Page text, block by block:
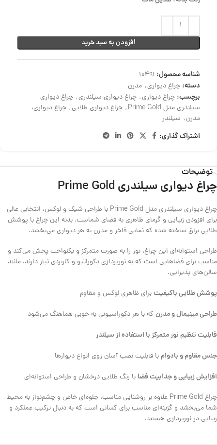
افزودن به سبد خرید
شناسه محصول: 10491
دسته: چراغ دیواری, مدرن
برچسب: چراغ دیواری, چراغ دیواری سیلندری, چراغ دیواری
سیلندری مدل Prime Gold
, چراغ دیواری طلایی, چراغ دیواری،
مدرن, سیلندر
اشتراک گذاری:
توضیحات
چراغ دیواری سیلندری Prime Gold
چراغ دیواری سیلندری مدل Prime Gold با طراحی شیک و لوکس، انتخابی عالی
برای افزودن زیبایی و گرمای ظاهری به فضای شماست. بدنه این چراغ با پوشش
طلایی براق ساخته شده که نمایی فاخر و مدرن به هر دیواری می‌بخشد.
طراحی استوانه‌ای این چراغ، نور را به صورت متمرکز و یکنواخت پخش می‌کند و
مناسب برای فضاهایی است که به نورپردازی دکوراتیو و کاربردی نیاز دارند، مانند
سالن‌های پذیرایی.
پوشش طلایی باکیفیتبرای ظاهری لوکس و مقاوم
طراحی مینیمال و مدرن که با هر دکوراسیونی به خوبی هماهنگ می‌شود
قابلیت تنظیم نور متمرکز با استفاده از سیلندر
جنس مقاوم و بادوامبا قابلیت نصب آسان روی انواع دیوارها
افزایش زیبایی و جذابیت فضا با رنگ طلایی درخشان و طراحی استوانه‌ای
چراغ Prime Gold علاوه بر روشنایی مناسب، جلوه‌ای خاص و چشم‌نواز به محیط
شما می‌بخشد و گزینه‌ای مناسب برای کسانی است که به دنبال ترکیب عملکرد و
زیبایی در نورپردازی هستند.